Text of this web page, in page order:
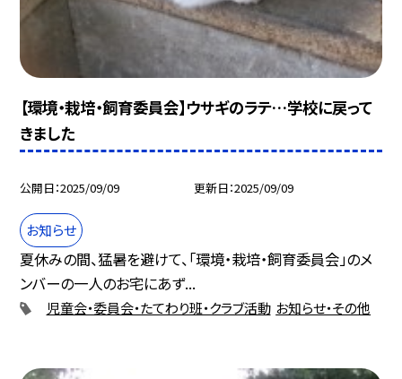
【環境・栽培・飼育委員会】ウサギのラテ…学校に戻って
きました
公開日 2025/09/09 更新日 2025/09/09
お知らせ
夏休みの間、猛暑を避けて、「環境・栽培・飼育委員会」のメ
ンバーの一人のお宅にあず...
児童会・委員会・たてわり班・クラブ活動 お知らせ・その他